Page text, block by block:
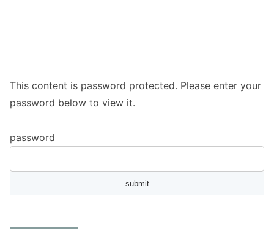
This content is password protected. Please enter your
password below to view it.
password